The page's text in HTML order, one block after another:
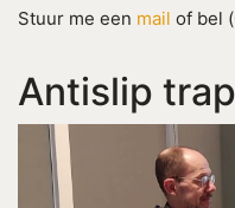
Stuur me een mail of bel
Antislip